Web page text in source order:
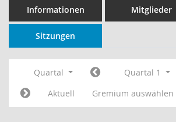
Informationen Mitglieder
Sitzungen
Quartal Quartal 1
Aktuell
Gremium auswählen